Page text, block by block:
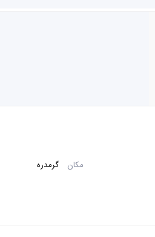
مکان
گرمدره